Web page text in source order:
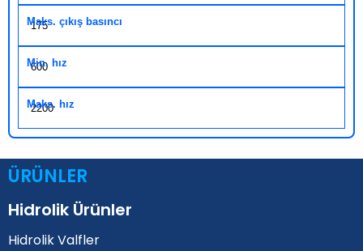
175
600
2200
ÜRÜNLER
Hidrolik Ürünler
Hidrolik Valfler